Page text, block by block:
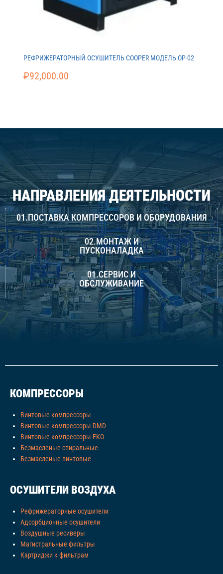
РЕФРИЖЕРАТОРНЫЙ ОСУШИТЕЛЬ COOPER МОДЕЛЬ ОР-02
₽92,000.00
НАПРАВЛЕНИЯ ДЕЯТЕЛЬНОСТИ
01.ПОСТАВКА КОМПРЕССОРОВ И ОБОРУДОВАНИЯ
02.МОНТАЖ И
ПУСКОНАЛАДКА
01.СЕРВИС И
ОБСЛУЖИВАНИЕ
КОМПРЕССОРЫ
Винтовые компрессоры
Винтовые компрессоры DMD
Винтовые компрессоры EKO
Безмасленые спиральные
Безмасленые винтовые
ОСУШИТЕЛИ ВОЗДУХА
Рефрижераторные осушители
Адсорбционные осушители
Воздушные ресиверы
Магистральные фильтры
Картриджи к фильтрам